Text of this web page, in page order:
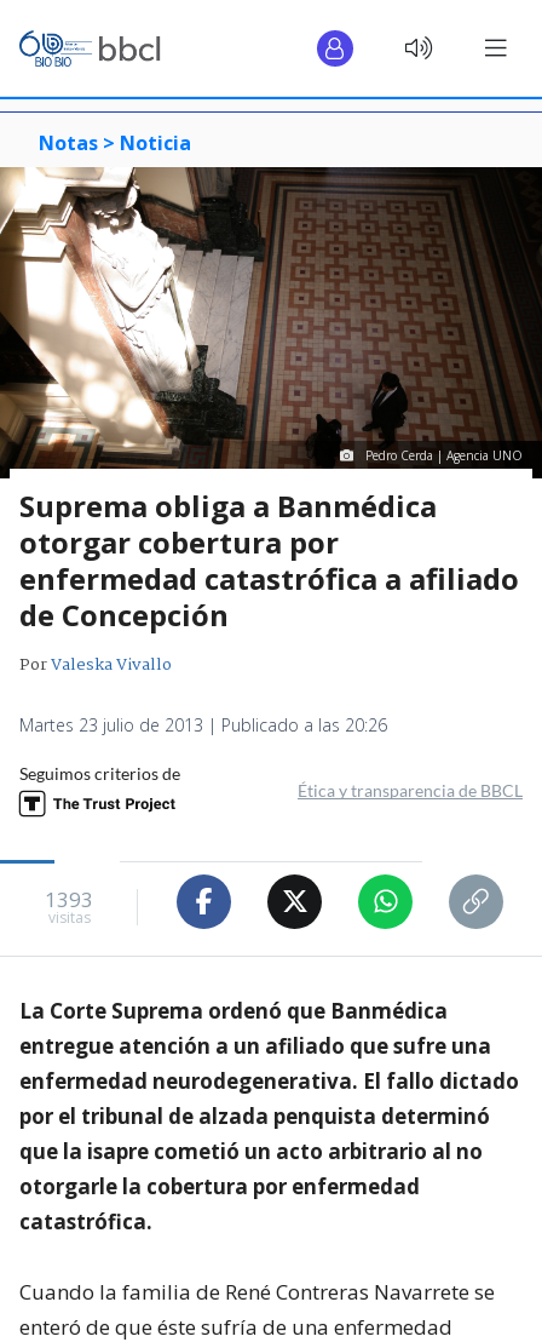
Notas > Noticia
Pedro Cerda | Agencia UNO
Suprema obliga a Banmédica
otorgar cobertura por
enfermedad catastrófica a afiliado
de Concepción
PorValeska Vivallo
Martes 23 julio de 2013 | Publicado a las 20:26
Seguimos criterios de
Ética y transparencia de BBCL
1393
visitas
La Corte Suprema ordenó que Banmédica
entregue atención a un afiliado que sufre una
enfermedad neurodegenerativa. El fallo dictado
por el tribunal de alzada penquista determinó
que la isapre cometió un acto arbitrario al no
otorgarle la cobertura por enfermedad
catastrófica.
Cuando la familia de René Contreras Navarrete se
enteró de que éste sufría de una enfermedad